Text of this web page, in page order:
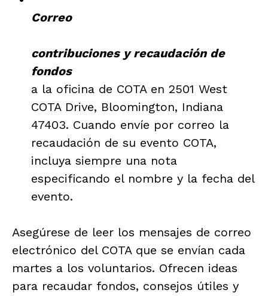
Correo
contribuciones y recaudación de
fondos
a la oficina de COTA en 2501 West
COTA Drive, Bloomington, Indiana
47403. Cuando envíe por correo la
recaudación de su evento COTA,
incluya siempre una nota
especificando el nombre y la fecha del
evento.
Asegúrese de leer los mensajes de correo
electrónico del COTA que se envían cada
martes a los voluntarios. Ofrecen ideas
para recaudar fondos, consejos útiles y